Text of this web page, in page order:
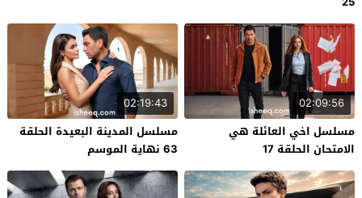
02:09:56
مسلسل اخي العائلة هي
الامتحان الحلقة 17
02:19:43
مسلسل المدينة البعيدة الحلقة
63 نهاية الموسم